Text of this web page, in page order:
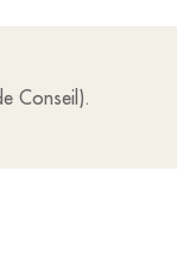
Conseil).